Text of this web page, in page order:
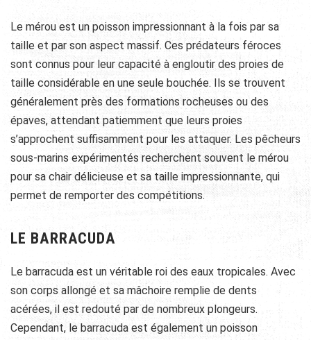
Le mérou est un poisson impressionnant à la fois par sa
taille et par son aspect massif. Ces prédateurs féroces
sont connus pour leur capacité à engloutir des proies de
taille considérable en une seule bouchée. Ils se trouvent
généralement près des formations rocheuses ou des
épaves, attendant patiemment que leurs proies
s’approchent suffisamment pour les attaquer. Les pêcheurs
sous-marins expérimentés recherchent souvent le mérou
pour sa chair délicieuse et sa taille impressionnante, qui
permet de remporter des compétitions.
LE BARRACUDA
Le barracuda est un véritable roi des eaux tropicales. Avec
son corps allongé et sa mâchoire remplie de dents
acérées, il est redouté par de nombreux plongeurs.
Cependant, le barracuda est également un poisson